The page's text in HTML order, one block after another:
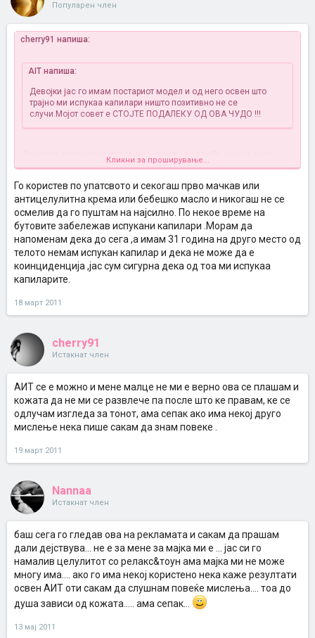
Популарен член
cherry91 напиша:
AIT напиша:
Девојки јас го имам постариот модел и од него освен што
трајно ми испукаа капилари ништо позитивно не се
случи.Мојот совет е СТОЈТЕ ПОДАЛЕКУ ОД ОВА ЧУДО !!!
Зошто ти испукале капиларите може ти се слаби, или на сува
кожа може не треба, сега ме стави во мисла
Кликни за проширување...
Го користев по упатсвото и секогаш прво мачкав или
антицелулитна крема или бебешко масло и никогаш не се
осмелив да го пуштам на најсилно. По некое време на
бутовите забележав испукани капилари .Морам да
напоменам дека до сега ,а имам 31 година на друго место од
телото немам испукан капилар и дека не може да е
коинциденција ,јас сум сигурна дека од тоа ми испукаа
капиларите.
18 март 2011
cherry91
Истакнат член
АИТ се е можно и мене малце не ми е верно ова се плашам и
кожата да не ми се развлече па после што ке правам, ке се
одлучам изгледа за тонот, ама сепак ако има некој друго
мислење нека пише сакам да знам повеке .
19 март 2011
Nannaa
Истакнат член
баш сега го гледав ова на рекламата и сакам да прашам
дали дејствува... не е за мене за мајка ми е ... јас си го
намалив целулитот со релакс&тоун ама мајка ми не може
многу има.... ако го има некој користено нека каже резултати
освен АИТ оти сакам да слушнам повеќе мислења.... тоа до
душа зависи од кожата..... ама сепак...
13 мај 2011